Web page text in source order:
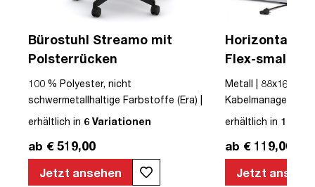
Bürostuhl Streamo mit
Polsterrücken
100 % Polyester, nicht
schwermetallhaltige Farbstoffe (Era) |
Textil | Schwarz | Schwarz | Drehstuhl |
Streamo | bis zu 120 kg | TÜV©
geprüfte Sicherheit | TÜV© geprüfte
Ergonomie | Quality Office© | TÜV©
erhältlich in 6 Variationen
ab € 519,00
Jetzt ansehen
Horizontaler
Flex-small +
Kabelführung
Steckdose
Metall |
erhältlich in 12
ab € 119,00
Jetzt